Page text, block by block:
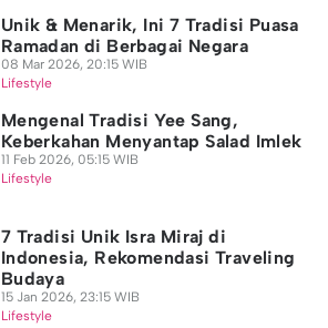
Unik & Menarik, Ini 7 Tradisi Puasa
Ramadan di Berbagai Negara
08 Mar 2026, 20:15 WIB
Lifestyle
Mengenal Tradisi Yee Sang,
Keberkahan Menyantap Salad Imlek
11 Feb 2026, 05:15 WIB
Lifestyle
7 Tradisi Unik Isra Miraj di
Indonesia, Rekomendasi Traveling
Budaya
15 Jan 2026, 23:15 WIB
Lifestyle